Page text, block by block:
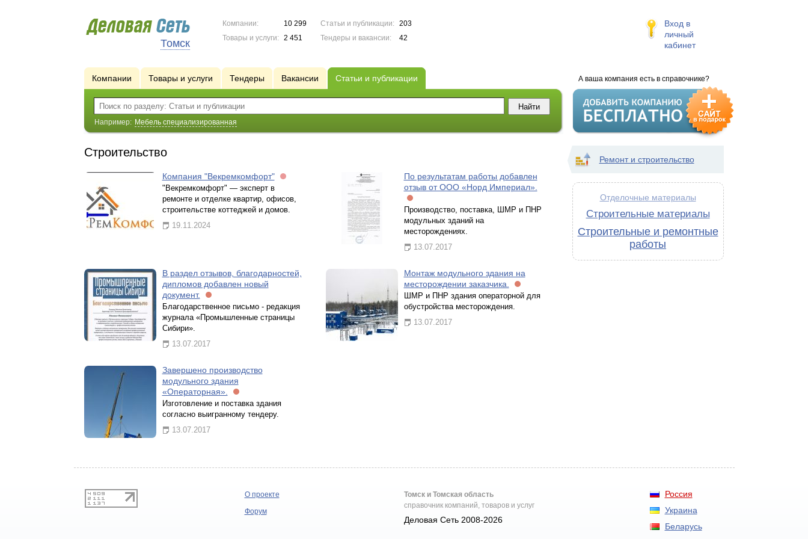
Томск
Компании:
10 299
Товары и услуги:
2 451
Статьи и публикации:
203
Тендеры и вакансии:
42
Вход в
личный
кабинет
А ваша компания есть в справочнике?
Компании Товары и услуги Тендеры Вакансии Статьи и публикации
Например: Мебель специализированная
Строительство
Компания "Векремкомфорт"
"Векремкомфорт" — эксперт в
ремонте и отделке квартир, офисов,
строительстве коттеджей и домов.
19.11.2024
По результатам работы добавлен
отзыв от ООО «Норд Империал».
Производство, поставка, ШМР и ПНР
модульных зданий на
меcторождениях.
13.07.2017
В раздел отзывов, благодарностей,
дипломов добавлен новый
документ.
Благодарственное письмо - редакция
журнала «Промышленные страницы
Сибири».
13.07.2017
Монтаж модульного здания на
месторождении заказчика.
ШМР и ПНР здания операторной для
обустройства месторождения.
13.07.2017
Завершено производство
модульного здания
«Операторная».
Изготовление и поставка здания
согласно выигранному тендеру.
13.07.2017
Ремонт и строительство
Отделочные материалы
Строительные материалы
Строительные и ремонтные
работы
Россия
Украина
Беларусь
О проекте
Форум
Томск и Томская область
справочник компаний, товаров и услуг
Деловая Сеть 2008-2026